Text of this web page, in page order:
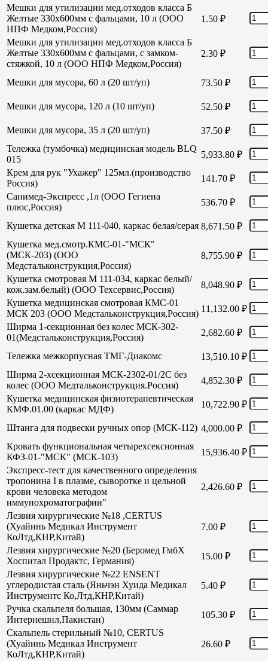
Мешки для утилизации мед.отходов класса Б
Желтые 330х600мм с фальцами, 10 л (ООО
НПФ Медком,Россия)
1.50 ₽
Мешки для утилизации мед.отходов класса Б
Желтые 330х600мм с фальцами, с замком-
стяжкой, 10 л (ООО НПФ Медком,Россия)
2.30 ₽
Мешки для мусора, 60 л (20 шт/уп) 73.50 ₽
Мешки для мусора, 120 л (10 шт/уп) 52.50 ₽
Мешки для мусора, 35 л (20 шт/уп) 37.50 ₽
Тележка (тумбочка) медицинская модель BLQ
015
5,933.80 ₽
Крем для рук "Ухажер" 125мл.(производство
Россия)
141.70 ₽
Санимед-Экспресс ,1л (ООО Гегиена
плюс,Россия)
536.70 ₽
Кушетка детская М 111-040, каркас белая/серая 8,671.50 ₽
Кушетка мед.смотр.КМС-01-"МСК"
(МСК-203) (ООО
Медстальконструкция,Россия)
8,755.90 ₽
Кушетка смотровая М 111-034, каркас белый/
кож.зам.белый) (ООО Техсервис,Россия)
8,048.90 ₽
Кушетка медицинская смотровая КМС-01
МСК 203 (ООО Медстальконструкция,Россия) 11,132.00 ₽
Ширма 1-секционная без колес МСК-302-
01(Медстальконструкция,Россия)
2,682.60 ₽
Тележка межкорпусная ТМГ-Диакомс 13,510.10 ₽
Ширма 2-хсекционная МСК-2302-01/2С без
колес (ООО Медтальконструкция.Россия)
4,852.30 ₽
Кушетка медицинская физиотерапевтическая
КМФ.01.00 (каркас МДФ)
10,722.90 ₽
Штанга для подвески ручных опор (МСК-112) 4,000.00 ₽
Кровать функциональная четырехсексионная
КФЗ-01-"МСК" (МСК-103)
15,936.40 ₽
Экспресс-тест для качественного определения
тропонина I в плазме, сыворотке и цельной
крови человека методом
иммунохроматографии"
2,426.60 ₽
Лезвия хирургические №18 ,CERTUS
(Хуайинь Медикал Инструмент
КоЛтд,КНР,Китай)
7.00 ₽
Лезвия хирургические №20 (Беромед ГмбХ
Хоспитал Продактс, Германия)
15.00 ₽
Лезвия хирургические №22 ENSENT
углеродистая сталь (Яньчэн Хуида Медикал
Инструментс Ко,Лтд,КНР,Китай)
5.40 ₽
Ручка скальпеля большая, 130мм (Саммар
Интернешнл,Пакистан)
105.30 ₽
Скальпель стерильный №10, CERTUS
(Хуайинь Медикал Инструмент
КоЛтд,КНР,Китай)
26.60 ₽